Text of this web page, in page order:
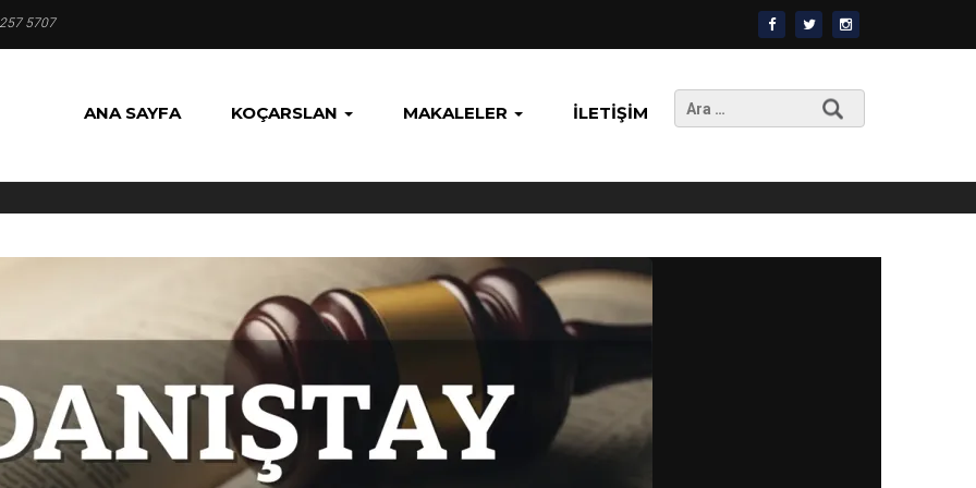
5707
ANA SAYFA KOÇARSLAN MAKALELER İLETIŞIM
Arama: